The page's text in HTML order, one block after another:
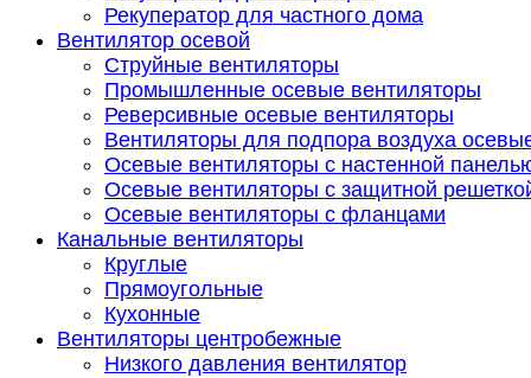
Рекуператор для частного дома
Вентилятор осевой
Струйные вентиляторы
Промышленные осевые вентиляторы
Реверсивные осевые вентиляторы
Вентиляторы для подпора воздуха
Осевые вентиляторы с настенной
Осевые вентиляторы с защитной
Осевые вентиляторы с фланцами
Канальные вентиляторы
Круглые
Прямоугольные
Кухонные
Вентиляторы центробежные
Низкого давления вентилятор